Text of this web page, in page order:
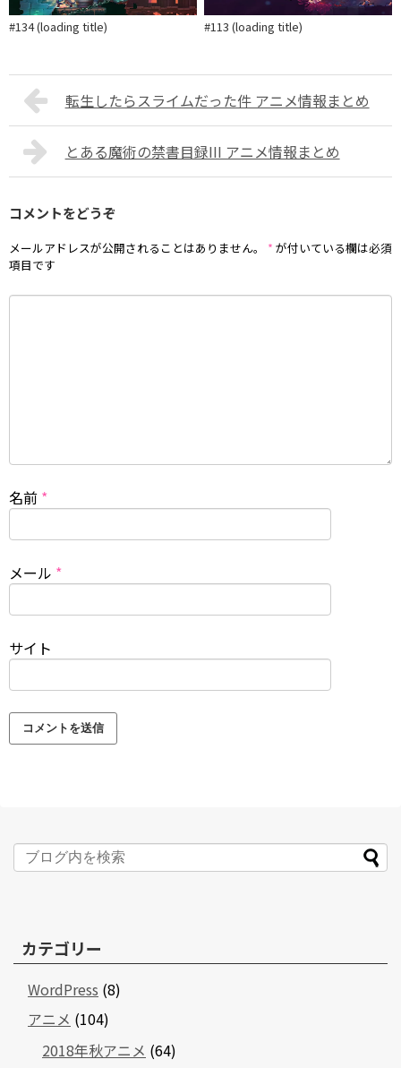
#134 (loading title) #113 (loading title)
転生したらスライムだった件 アニメ情報まとめ
とある魔術の禁書目録III アニメ情報まとめ
コメントをどうぞ
メールアドレスが公開されることはありません。 * が付いている欄は必須
項目です
名前 *
メール *
サイト
カテゴリー
WordPress (8)
アニメ (104)
2018年秋アニメ (64)